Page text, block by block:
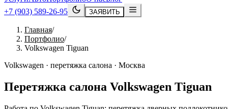
+7 (903) 589-26-95
ЗАЯВИТЬ
Главная/
Портфолио/
Volkswagen Tiguan
Volkswagen · перетяжка салона · Москва
Перетяжка салона Volkswagen Tiguan